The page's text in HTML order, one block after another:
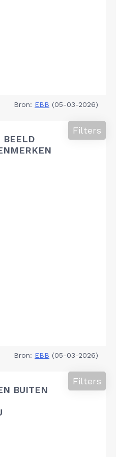
Bron: EBB (05-03-2026)
BEELD
Filters
Bron: EBB (05-03-2026)
BUITEN
Filters